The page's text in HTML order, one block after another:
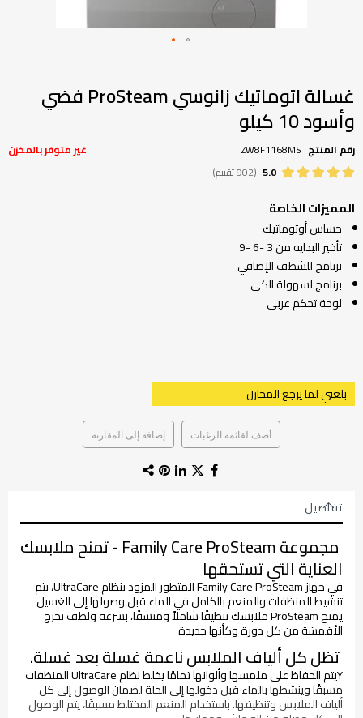
بداية
معرض
الصور
غسالة اتوماتيك زانوسي ProSteam فضي
وأسود 10 كيلو
غير متوفر بالمخزن رقم المنتج ZW8F1168MS
5.0 (902 تقييم)
المميزات الخاصة
حساس أوتوماتيك
تأخير البدايه من 3 -6 -9
برنامج للشطف الإضافي
برنامج لسهولة الكي
لوحة تحكم عربى
بلغني لما يرجع المخازن
أضف لقائمة الرغبات إضافة إلى المقارنة
تفاصيل
مجموعة Family Care ProSteam - تمنح ملابسك
العناية التي تستحقها
في جهاز Family Care ProSteam المتطور المزود بنظام UltraCare، يتم
تنشيط المنظفات والمنعم بالكامل في الماء قبل وصولها إلى الغسيل
يمنح ProSteam ملابسك تنظيفًا شاملاً ومتسقًا، بسرعة ولطف تخرج
الأقمشة من كل دورة وكأنها جديدة
تظل كل ألياف الملابس ناعمة غسلة بعد غسلة.
Yيتم الحفاظ على ملمسها وألوانها تمامًا يخلط نظام UltraCare المنظفات
مسبقًا وينشطها بالماء قبل دخولها إلى الحلة لضمان الوصول إلى كل
ألياف الملابس وتنظيفها. باستخدام المنعم المختلط مسبقًا، يتم الوصول